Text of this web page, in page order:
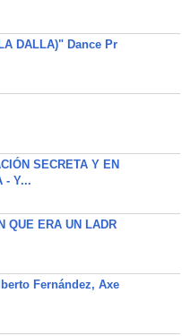
DALLA)" Dance Pr
SECRETA Y EN
- Y...
QUE ERA UN LADR
Fernández, Axe